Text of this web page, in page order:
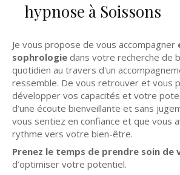
hypnose à Soissons
Je vous propose de vous accompagner
sophrologie dans votre recherche de
quotidien au travers d'un
ressemble. De vous retrouver et vous
développer vos capacités et votre
d’une écoute bienveillante et sans
vous sentiez en confiance et que vous
rythme vers votre bien-être.
Prenez le temps de prendre soin de
d’optimiser votre potentiel.